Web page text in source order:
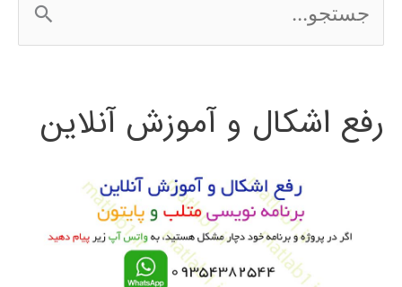
س
ج
رفع اشکال و آموزش آنلاین